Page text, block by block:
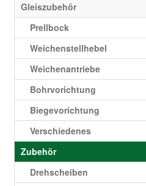
Gleiszubehör
Prellbock
Weichenstellhebel
Weichenantriebe
Bohrvorichtung
Biegevorichtung
Verschiedenes
Zubehör
Drehscheiben